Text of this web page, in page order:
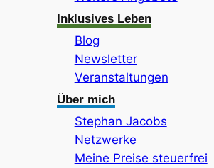
Inklusives Leben
Blog
Newsletter
Veranstaltungen
Über mich
Stephan Jacobs
Netzwerke
Meine Preise steuerfrei